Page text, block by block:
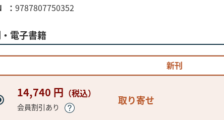
9787807750352
電子書籍
新刊
14,740 円 （税込）
会員割引あり
取り寄せ